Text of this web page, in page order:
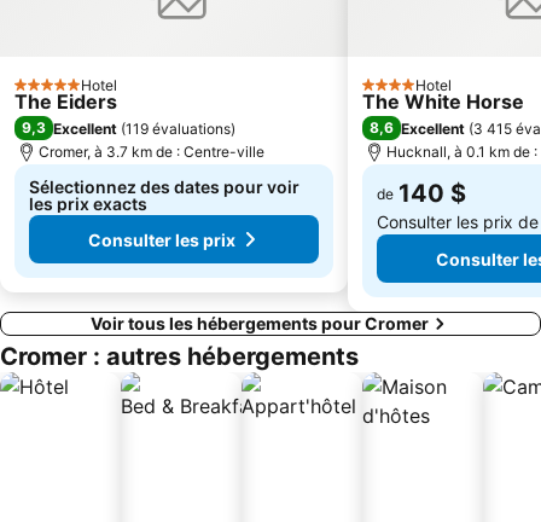
5 ÉtoilesHotel
The Eiders
9,3 Excellent (119 évaluations)
Cromer, à 3.7 km de : Centre-ville
Sélectionnez des dates pour voir
les prix exacts
Consulter les prix
4 ÉtoilesHotel
The White Horse
8,6 Excellent (3 415
Hucknall, à 0.1 km de
de 140 $
Consulter les prix
Consulter
Voir tous les hébergements pour Cromer
Cromer : autres hébergements